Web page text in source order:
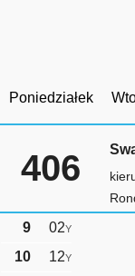
Poniedziałek
406
9 02Y
10 12Y